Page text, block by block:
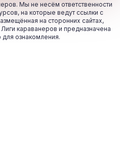
Мы не несём ответственности
на которые ведут ссылки с
на сторонних сайтах,
караванеров и предназначена
ознакомления.